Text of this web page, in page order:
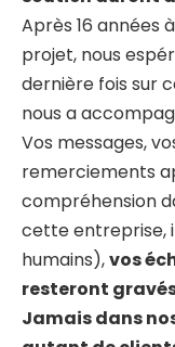
Après 16 années
projet, nous
dernière fois sur
nous a
Vos messages,
remerciements
compréhension
cette entreprise,
humains),vos
resteront
Jamais dans